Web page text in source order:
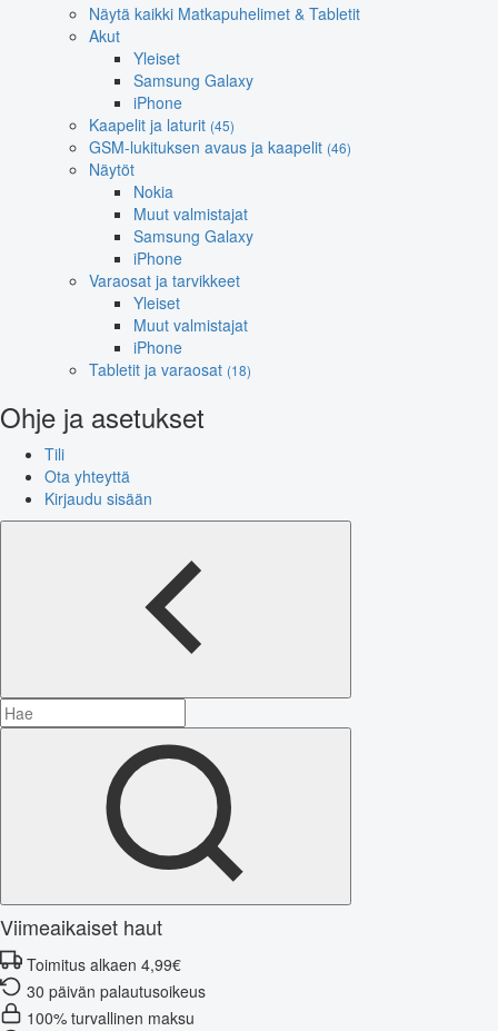
Näytä kaikki Matkapuhelimet & Tabletit
Akut
Yleiset
Samsung Galaxy
iPhone
Kaapelit ja laturit (45)
GSM-lukituksen avaus ja kaapelit (46)
Näytöt
Nokia
Muut valmistajat
Samsung Galaxy
iPhone
Varaosat ja tarvikkeet
Yleiset
Muut valmistajat
iPhone
Tabletit ja varaosat (18)
Ohje ja asetukset
Tili
Ota yhteyttä
Kirjaudu sisään
Viimeaikaiset haut
Toimitus alkaen 4,99€
30 päivän palautusoikeus
100% turvallinen maksu